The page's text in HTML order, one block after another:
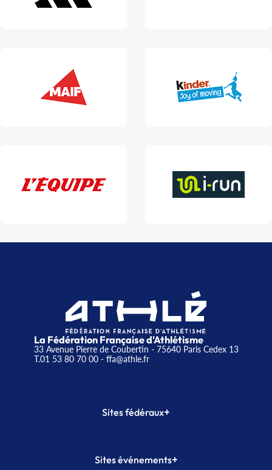
La Fédération Française d'Athlétisme
33 Avenue Pierre de Coubertin - 75640 Paris Cedex 13
T.01 53 80 70 00- ffa@athle.fr
Sites fédéraux+
Plateforme Formation
Sites événements+